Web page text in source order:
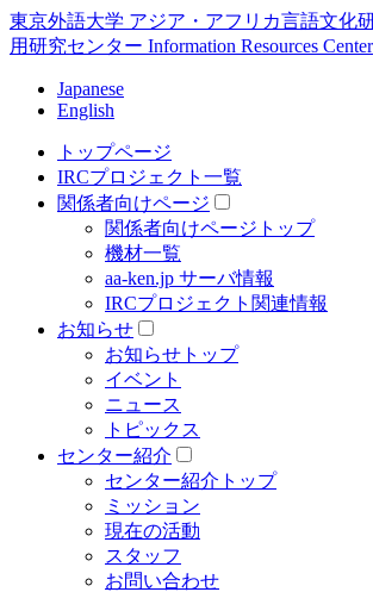
東京外語大学 アジア・アフリカ言語文化
用研究センター Information Resources Center
Japanese
English
トップページ
IRCプロジェクト一覧
関係者向けページ
関係者向けページトップ
機材一覧
aa-ken.jp サーバ情報
IRCプロジェクト関連情報
お知らせ
お知らせトップ
イベント
ニュース
トピックス
センター紹介
センター紹介トップ
ミッション
現在の活動
スタッフ
お問い合わせ